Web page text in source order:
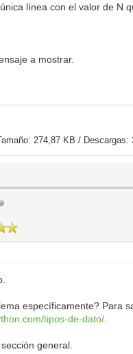
línea con el valor de N
a mostrar.
274,87 KB / Descargas:
específicamente? Para
tipos-de-dato/
general.